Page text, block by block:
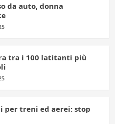
da auto, donna
tra i 100 latitanti più
per treni ed aerei: stop